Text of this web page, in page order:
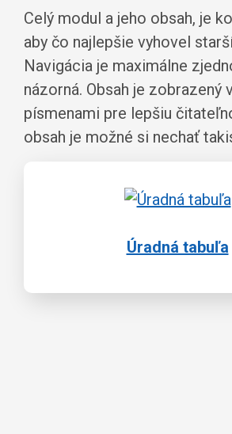
Celý modul a jeho obsah, je
aby čo najlepšie vyhovel
Navigácia je maximálne
názorná. Obsah je zobrazený
písmenami pre lepšiu
obsah je možné si nechať
Úradná tabuľa